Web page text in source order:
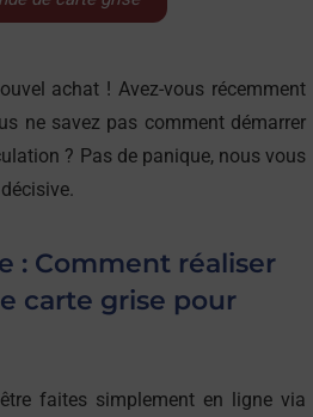
notamment le premier frein
réduisant les vibrations, les jantes à
à l’origine de modèles de voiture
modèles Airflow (1934), le modèle
Newport (1940), 300 (1955),
Aspen (2007), Delta (2011),
achat ! Avez-vous récemment
ne savez pas comment démarrer
? Pas de panique, nous vous
: Comment réaliser
carte grise pour
faites simplement en ligne via